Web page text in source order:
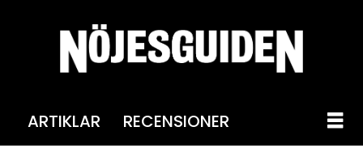
ARTIKLAR RECENSIONER